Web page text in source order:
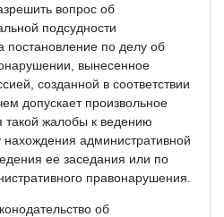
вопрос об
подсудности
по делу об
вынесенное
созданной в соответствии
допускает произвольное
такой жалобы к ведению
нахождения административной
ее заседания или по
правонарушения.
об